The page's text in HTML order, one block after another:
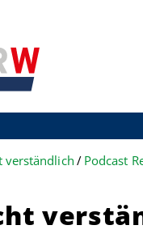
verständlich Podcast